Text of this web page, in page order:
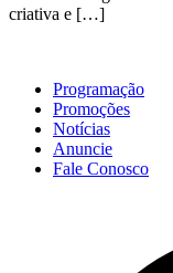
criativa e […]
Programação
Promoções
Notícias
Anuncie
Fale Conosco